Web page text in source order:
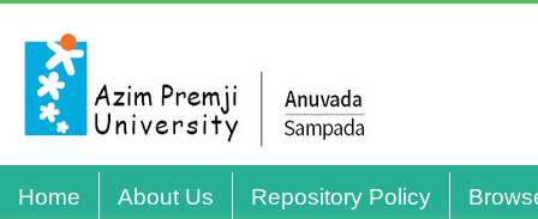
Home About Us Repository Policy